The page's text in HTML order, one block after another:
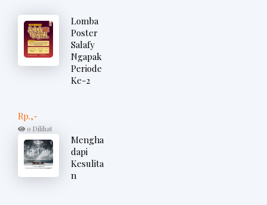
Lomba
Poster
Salafy
Ngapak
Periode
Ke-2
Rp.,-
0 Dilihat
Mengha
dapi
Kesulita
n